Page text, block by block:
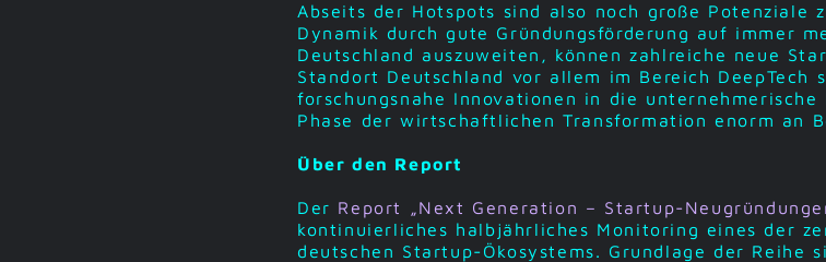
Abseits der Hotspots sind also noch große Potenziale
Dynamik durch gute Gründungsförderung auf immer
Deutschland auszuweiten, können zahlreiche neue
Standort Deutschland vor allem im Bereich DeepTech
forschungsnahe Innovationen in die
Phase der wirtschaftlichen Transformation enorm an
Über den Report
Der Report „Next Generation – Startup-
kontinuierliches halbjährliches Monitoring eines der
deutschen Startup-Ökosystems. Grundlage der Reihe